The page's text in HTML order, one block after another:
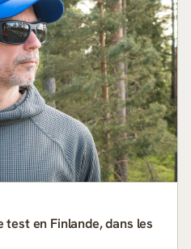
en Finlande, dans les